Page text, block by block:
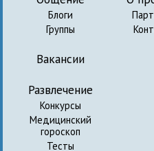
Блоги
Группы
Вакансии
Развлечение
Конкурсы
Медицинский
гороскоп
Тесты